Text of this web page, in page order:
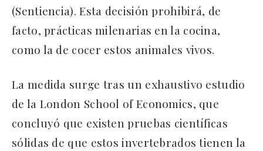
(Sentiencia). Esta decisión prohibirá, de
facto, prácticas milenarias en la cocina,
como la de cocer estos animales vivos.
La medida surge tras un exhaustivo estudio
de la London School of Economics, que
concluyó que existen pruebas científicas
sólidas de que estos invertebrados tienen la